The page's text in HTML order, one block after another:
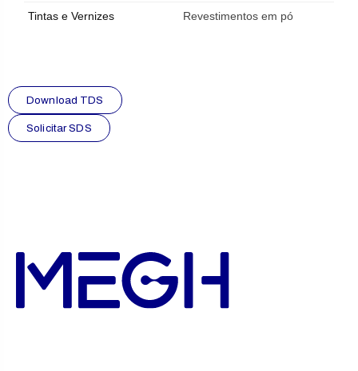
Tintas e Vernizes Revestimentos em pó
Download TDS
Solicitar SDS